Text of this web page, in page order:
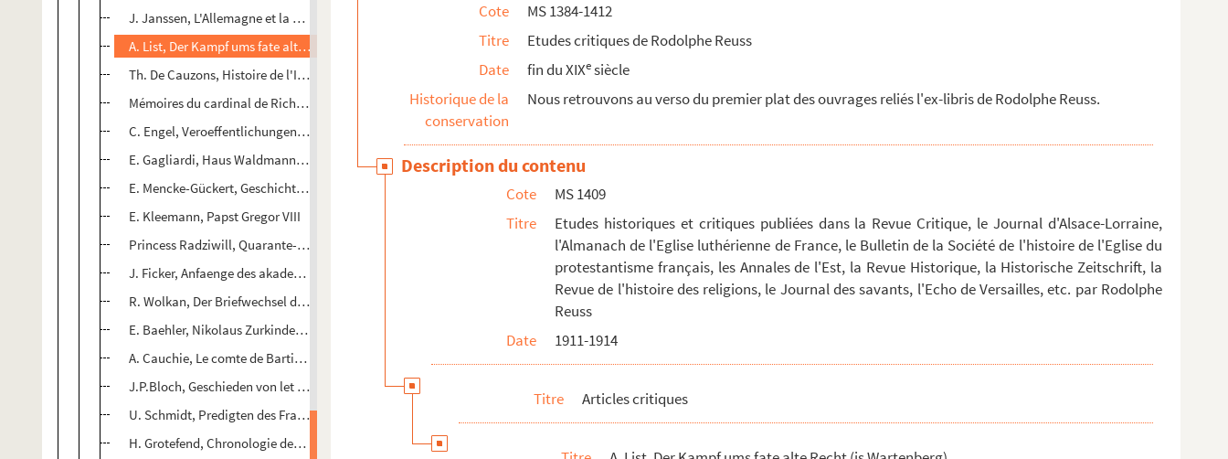
J. Janssen, L'Allemagne et la Réforme, tom. VIII, trad. E. Paris
A. List, Der Kampf ums fate alte Recht (is Wartenberg)
Th. De Cauzons, Histoire de l'Inquisition en France, tom. II
Mémoires du cardinal de Richelieu, tome III
C. Engel, Veroeffentlichungen aus dem Stadtarchiv von Colmar, II
E. Gagliardi, Haus Waldmann von Zürich, tom. II
E. Mencke-Gückert, Geschichtschreitug der Reformation u. Gegenreformation
E. Kleemann, Papst Gregor VIII
Princess Radziwill, Quarante-cinq années de ma vie
J. Ficker, Anfaenge des akademischen Studiums in Strassburg
R. Wolkan, Der Briefwechsel des Ronoa Silvio Piccilamini, II
E. Baehler, Nikolaus Zurkinden von Bern (1506-1588)
A. Cauchie, Le comte de Bartians (Belgiord?) et ses papiers à Milan
J.P.Bloch, Geschieden von let Nederlandsche Volk, 2
U. Schmidt, Predigten des Franziskaners P. Stephan Fridolin
H. Grotefend, Chronologie des deutschen Mittelalters
Cote
MS 1384-1412
Titre
Etudes critiques de Rodolphe Reuss
Date
fin du XIXesiècle
Historique de la
conservation
Nous retrouvons au verso du premier plat des ouvrages reliés l'ex-libris de Rodolphe Reuss.
Description du contenu
Cote
MS 1409
Titre
Etudes historiques et critiques publiées dans la Revue Critique, le Journal d'Alsace-Lorraine,
l'Almanach de l'Eglise luthérienne de France, le Bulletin de la Société de l'histoire de l'Eglise du
protestantisme français, les Annales de l'Est, la Revue Historique, la Historische Zeitschrift, la
Revue de l'histoire des religions, le Journal des savants, l'Echo de Versailles, etc. par Rodolphe
Reuss
Date
1911-1914
Titre Articles critiques